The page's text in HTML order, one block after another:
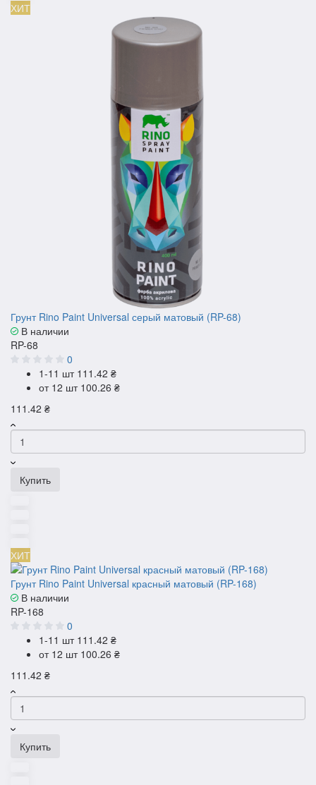
ХИТ
Грунт Rino Paint Universal серый матовый (RP-68)
В наличии
RP-68
0
1-11 шт 111.42 ₴
от 12 шт 100.26 ₴
111.42 ₴
Купить
ХИТ
Грунт Rino Paint Universal красный матовый (RP-168)
В наличии
RP-168
0
1-11 шт 111.42 ₴
от 12 шт 100.26 ₴
111.42 ₴
Купить